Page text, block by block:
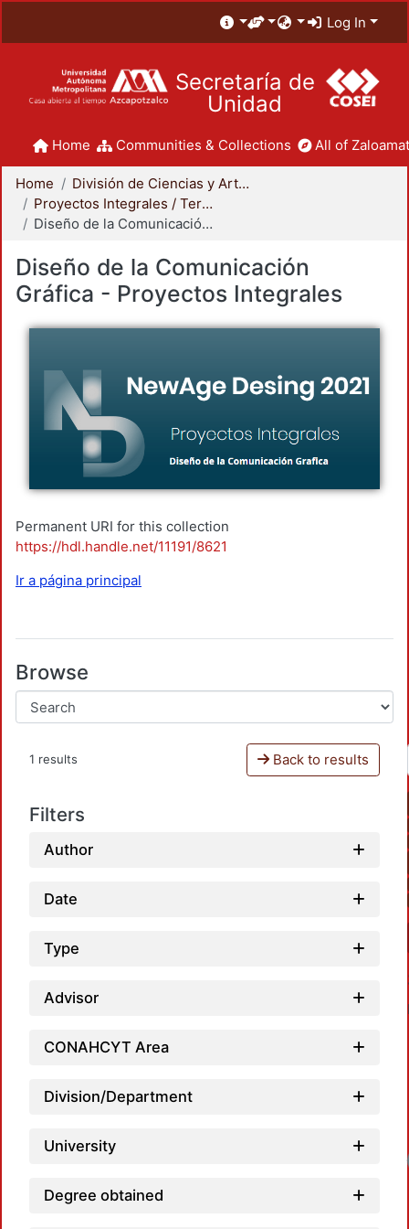
Log In
Secretaría de
Unidad
Home Communities & Collections All of
Home
División de Ciencias y Artes para el Diseño
Proyectos Integrales / Terminales - Licenciatura
Diseño de la Comunicación Gráfica - Proyectos Integrales
Diseño de la Comunicación
Gráfica - Proyectos Integrales
Permanent URI for this collection
https://hdl.handle.net/11191/8621
Ir a página principal
Browse
1 results Back to results
Filters
Author
Date
Type
Advisor
CONAHCYT Area
Division/Department
University
Degree obtained